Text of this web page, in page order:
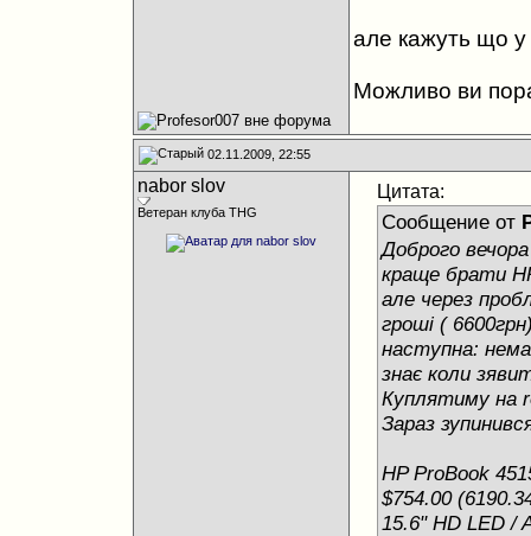
але кажуть що у
Можливо ви
02.11.2009, 22:55
nabor slov
Ветеран клуба THG
Цитата:
Сообщение от
Доброго
краще брати
але через
гроші (
наступна:
знає коли
Куплятиму на
Зараз
HP ProBook
$754.00
15.6" HD LED /